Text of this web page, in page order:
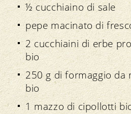
½ cucchiaino di sale
pepe macinato di
2 cucchiaini di erbe
bio
250 g di formaggio da
bio
1 mazzo di cipollotti